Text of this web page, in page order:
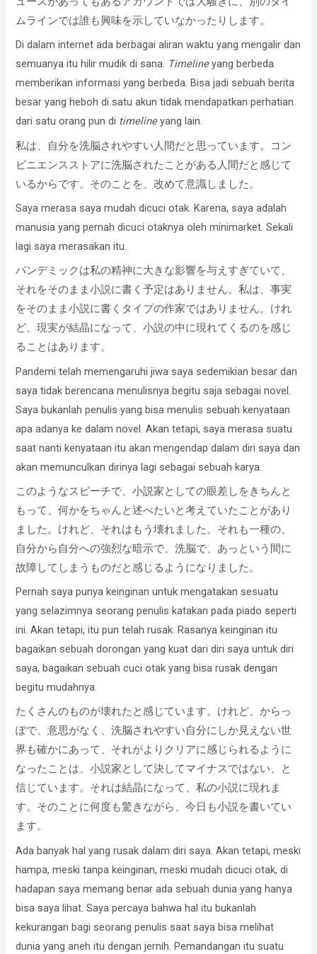
ムラインでは誰も興味を示していなかったりします。
Di dalam internet ada berbagai aliran waktu yang mengalir dan
semuanya itu hilir mudik di sana. Timelineyang berbeda
memberikan informasi yang berbeda. Bisa jadi sebuah berita
besar yang heboh di satu akun tidak mendapatkan perhatian
dari satu orang pun di timelineyang lain.
私は、自分を洗脳されやすい人間だと思っています。コン
ビニエンスストアに洗脳されたことがある人間だと感じて
いるからです。そのことを、改めて意識しました。
Saya merasa saya mudah dicuci otak. Karena, saya adalah
manusia yang pernah dicuci otaknya oleh minimarket. Sekali
lagi saya merasakan itu.
パンデミックは私の精神に大きな影響を与えすぎていて、
それをそのまま小説に書く予定はありません。私は、事実
をそのまま小説に書くタイプの作家ではありません。けれ
ど、現実が結晶になって、小説の中に現れてくるのを感じ
ることはあります。
Pandemi telah memengaruhi jiwa saya sedemikian besar dan
saya tidak berencana menulisnya begitu saja sebagai novel.
Saya bukanlah penulis yang bisa menulis sebuah kenyataan
apa adanya ke dalam novel. Akan tetapi, saya merasa suatu
saat nanti kenyataan itu akan mengendap dalam diri saya dan
akan memunculkan dirinya lagi sebagai sebuah karya.
このようなスピーチで、小説家としての眼差しをきちんと
もって、何かをちゃんと述べたいと考えていたことがあり
ました。けれど、それはもう壊れました。それも一種の、
自分から自分への強烈な暗示で、洗脳で、あっという間に
故障してしまうものだと感じるようになりました。
Pernah saya punya keinginan untuk mengatakan sesuatu
yang selazimnya seorang penulis katakan pada piado seperti
ini. Akan tetapi, itu pun telah rusak. Rasanya keinginan itu
bagaikan sebuah dorongan yang kuat dari diri saya untuk diri
saya, bagaikan sebuah cuci otak yang bisa rusak dengan
begitu mudahnya.
たくさんのものが壊れたと感じています。けれど、からっ
ぽで、意思がなく、洗脳されやすい自分にしか見えない世
界も確かにあって、それがよりクリアに感じられるように
なったことは、小説家として決してマイナスではない、と
信じています。それは結晶になって、私の小説に現れま
す。そのことに何度も驚きながら、今日も小説を書いてい
ます。
Ada banyak hal yang rusak dalam diri saya. Akan tetapi, meski
hampa, meski tanpa keinginan, meski mudah dicuci otak, di
hadapan saya memang benar ada sebuah dunia yang hanya
bisa saya lihat. Saya percaya bahwa hal itu bukanlah
kekurangan bagi seorang penulis saat saya bisa melihat
dunia yang aneh itu dengan jernih. Pemandangan itu suatu